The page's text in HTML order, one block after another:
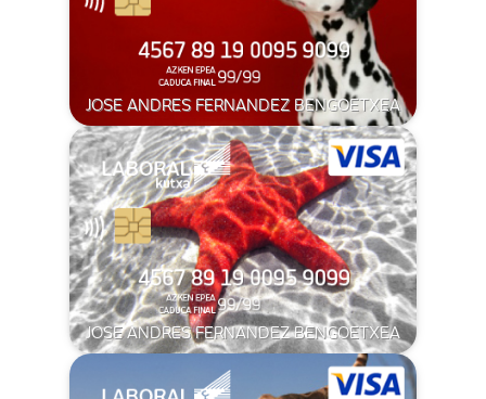
JOSE ANDRES FERNANDEZ BENGOETXEA
JOSE ANDRES FERNANDEZ BENGOETXEA